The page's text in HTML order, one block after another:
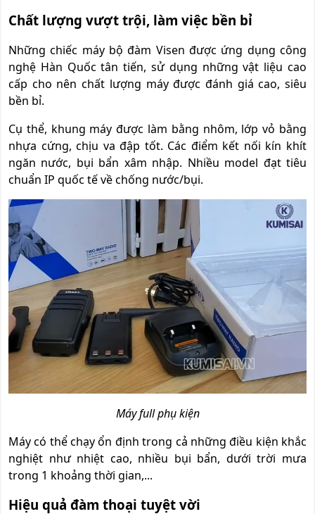
Chất lượng vượt trội, làm việc bền bỉ
Những chiếc máy bộ đàm Visen được ứng dụng công
nghệ Hàn Quốc tân tiến, sử dụng những vật liệu cao
cấp cho nên chất lượng máy được đánh giá cao, siêu
bền bỉ.
Cụ thể, khung máy được làm bằng nhôm, lớp vỏ bằng
nhựa cứng, chịu va đập tốt. Các điểm kết nối kín khít
ngăn nước, bụi bẩn xâm nhập. Nhiều model đạt tiêu
chuẩn IP quốc tế về chống nước/bụi.
Máy full phụ kiện
Máy có thể chạy ổn định trong cả những điều kiện khắc
nghiệt như nhiệt cao, nhiều bụi bẩn, dưới trời mưa
trong 1 khoảng thời gian,...
Hiệu quả đàm thoại tuyệt vời